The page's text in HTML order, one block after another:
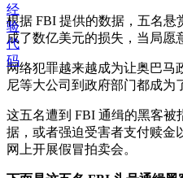
经
验
代
码
根据 FBI 提供的数据，五名悬
成了数亿美元的损失，当局愿
网络犯罪越来越成为让奥巴马
尼等大公司到政府部门都成为
这五名遭到 FBI 通缉的黑客被
据，或者强迫受害者支付赎金
网上开展假冒拍卖会。